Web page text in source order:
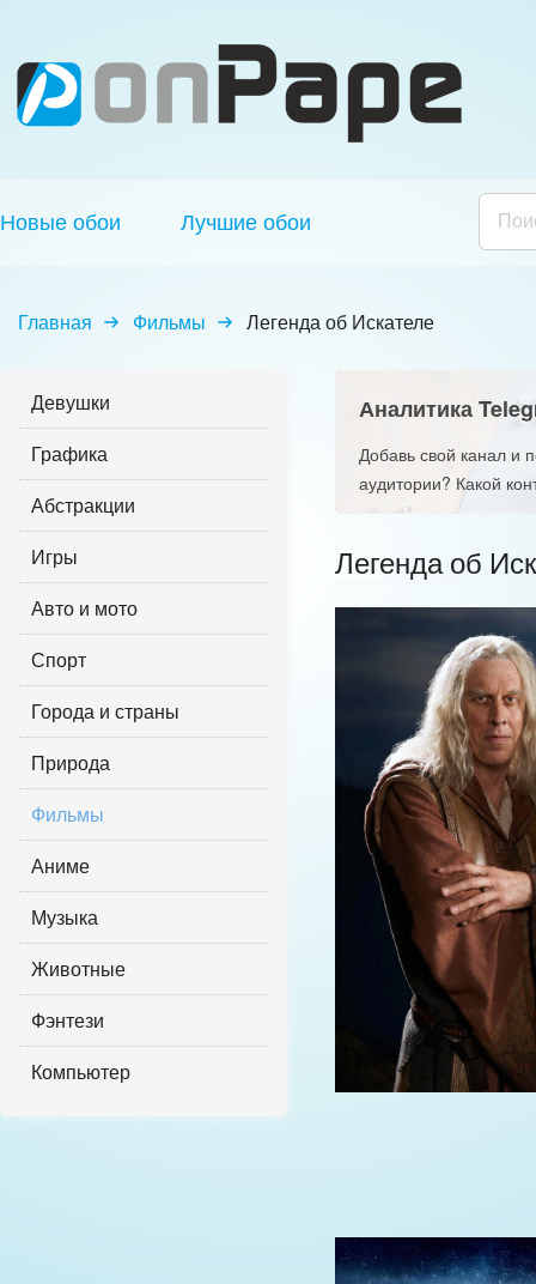
Новые обои Лучшие обои
Главная Фильмы Легенда об Искателе
Девушки
Графика
Абстракции
Игры
Авто и мото
Спорт
Города и страны
Природа
Фильмы
Аниме
Музыка
Животные
Фэнтези
Компьютер
Аналитика
Добавь свой канал и
аудитории? Какой
Легенда об